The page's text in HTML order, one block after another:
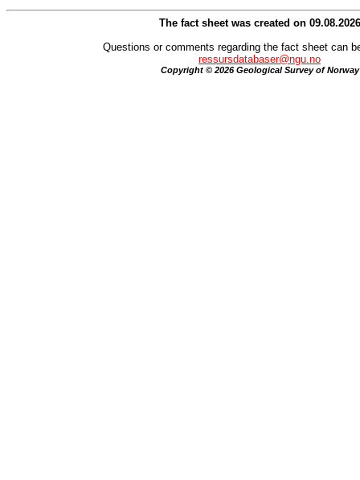
The fact sheet was created on 09.08.2026
Questions or comments regarding the fact sheet can
ressursdatabaser@ngu.no
Copyright © 2026 Geological Survey of Norway